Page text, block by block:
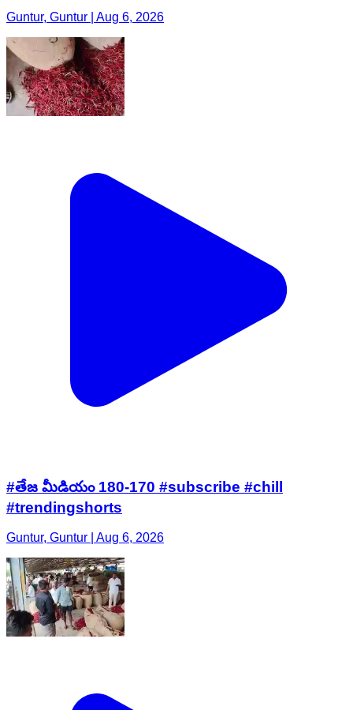
Guntur, Guntur | Aug 6, 2026
#తేజ మీడియం 180-170 #subscribe #chill
#trendingshorts
Guntur, Guntur | Aug 6, 2026